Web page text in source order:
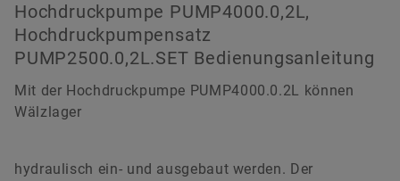
Hochdruckpumpe PUMP4000.0,2L,
Hochdruckpumpensatz
PUMP2500.0,2L.SET Bedienungsanleitung
Mit der Hochdruckpumpe PUMP4000.0.2L können
Wälzlager
hydraulisch ein- und ausgebaut werden. Der